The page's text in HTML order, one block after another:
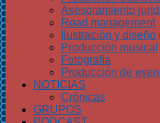
Asesoramiento
Road management
Ilustración y diseño
Producción musical
Fotografía
Producción de
NOTICIAS
Crónicas
GRUPOS